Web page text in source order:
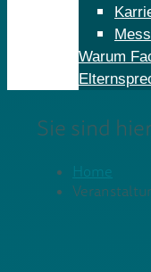
Warum
Sie sind
Home